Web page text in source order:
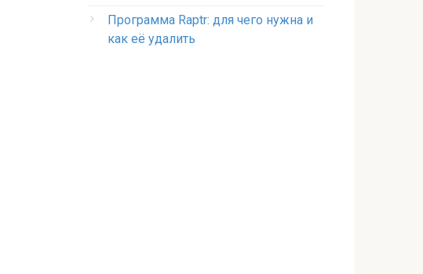
Программа Raptr: для чего нужна и
как её удалить